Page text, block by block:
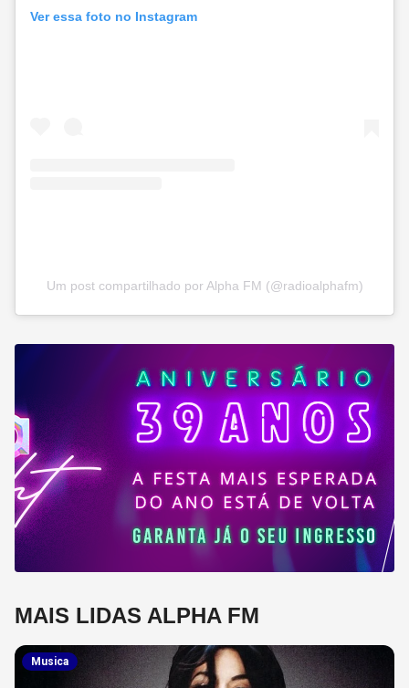
Ver essa foto no Instagram
Um post compartilhado por Alpha FM (@radioalphafm)
MAIS LIDAS ALPHA FM
Musica